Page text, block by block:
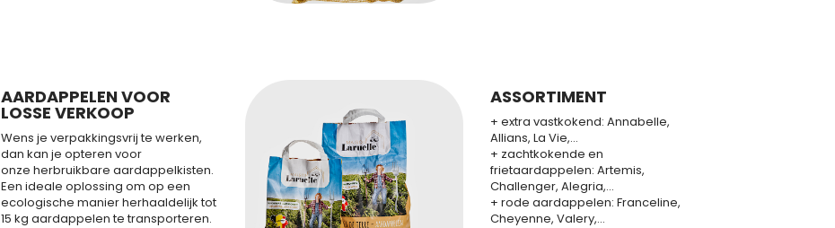
AARDAPPELEN VOOR
LOSSE VERKOOP
Wens je verpakkingsvrij te werken,
dan kan je opteren voor
onze herbruikbare aardappelkisten.
Een ideale oplossing om op een
ecologische manier herhaaldelijk tot
15 kg aardappelen te transporteren.
ASSORTIMENT
+ extra vastkokend: Annabelle,
Allians, La Vie,...
+ zachtkokende en
frietaardappelen: Artemis,
Challenger, Alegria,...
+ rode aardappelen: Franceline,
Cheyenne, Valery,...